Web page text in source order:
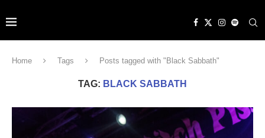
Home Tags Posts tagged with "Black Sabbath"
TAG: BLACK SABBATH